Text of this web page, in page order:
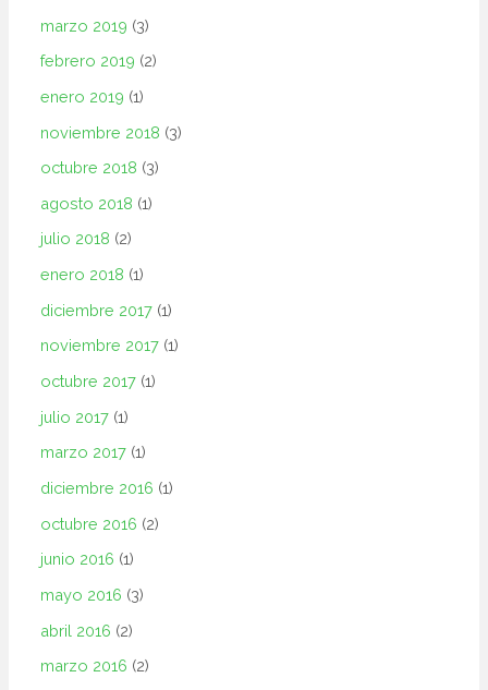
marzo 2019 (3)
febrero 2019 (2)
enero 2019 (1)
noviembre 2018 (3)
octubre 2018 (3)
agosto 2018 (1)
julio 2018 (2)
enero 2018 (1)
diciembre 2017 (1)
noviembre 2017 (1)
octubre 2017 (1)
julio 2017 (1)
marzo 2017 (1)
diciembre 2016 (1)
octubre 2016 (2)
junio 2016 (1)
mayo 2016 (3)
abril 2016 (2)
marzo 2016 (2)